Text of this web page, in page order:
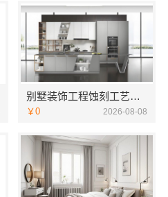
别墅装饰工程蚀刻工艺多少钱——江苏东钢金属家居有限公司
￥0 2026-08-08